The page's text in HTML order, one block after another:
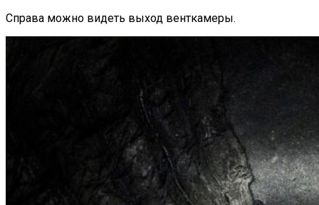
Справа можно видеть выход венткамеры.